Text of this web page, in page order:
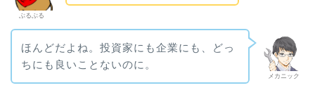
ぶるぶる
メカニック
ほんどだよね。投資家にも企業にも、どっ
ちにも良いことないのに。